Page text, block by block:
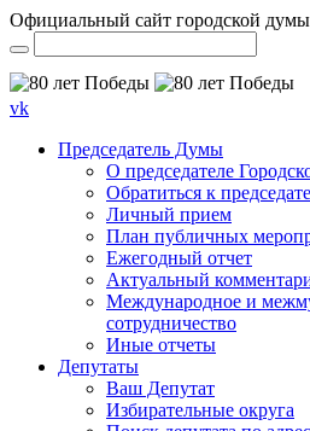
Официальный сайт городской думы
vk
Председатель Думы
О председателе
Обратиться к
Личный прием
План публичных
Ежегодный отчет
Актуальный
Международное и
сотрудничество
Иные отчеты
Депутаты
Ваш Депутат
Избирательные округа